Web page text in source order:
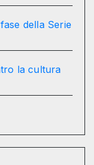
della Serie
la cultura